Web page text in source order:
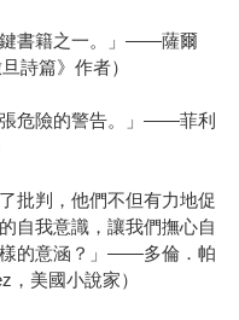
鍵書籍之一。」――薩爾
詩篇》作者）
張危險的警告。」――菲利
批判，他們不但有力地促
自我意識，讓我們撫心自
的意涵？」――多倫．帕
美國小說家）